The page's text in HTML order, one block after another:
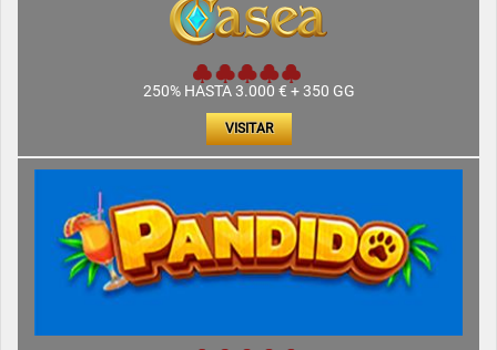
250% HASTA 3.000 € + 350 GG
VISITAR